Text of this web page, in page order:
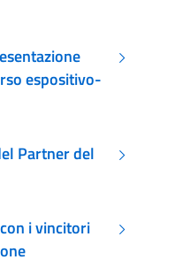
espositivo-
i vincitori